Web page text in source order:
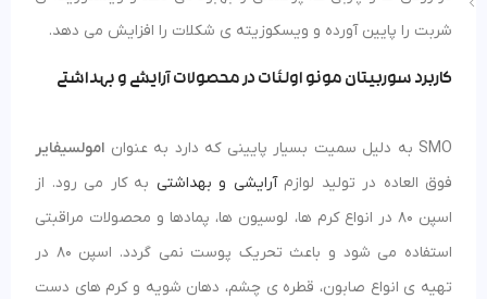
شربت را پایین آورده و ویسکوزیته ی شکلات را افزایش می دهد.
کاربرد سوربیتان مونو اولئات در محصولات آرایشی و بهداشتی
SMO به دلیل سمیت بسیار پایینی که دارد به عنوان
امولسیفایر
فوق العاده در تولید لوازمآرایشی و بهداشتی به کار می رود. از
اسپن 80 در انواع کرم ها، لوسیون ها، پمادها و محصولات مراقبتی
استفاده می شود و باعث تحریک پوست نمی گردد. اسپن 80 در
تهیه ی انواع صابون، قطره ی چشم، دهان شویه و کرم های دست